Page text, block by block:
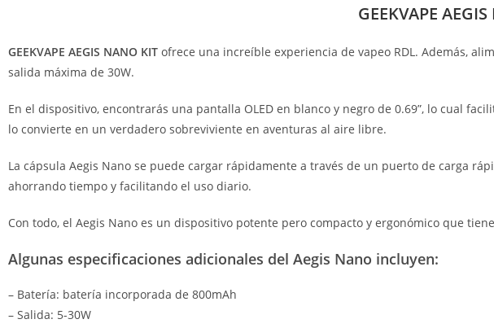
GEEKVAPE
GEEKVAPE AEGIS NANO KIT ofrece una increíble experiencia de vapeo RDL. Además,
salida máxima de 30W.
En el dispositivo, encontrarás una pantalla OLED en blanco y negro de 0.69”, lo cual
lo convierte en un verdadero sobreviviente en aventuras al aire libre.
La cápsula Aegis Nano se puede cargar rápidamente a través de un puerto de carga
ahorrando tiempo y facilitando el uso diario.
Con todo, el Aegis Nano es un dispositivo potente pero compacto y ergonómico que
Algunas especificaciones adicionales del Aegis Nano incluyen:
– Batería: batería incorporada de 800mAh
– Salida: 5-30W